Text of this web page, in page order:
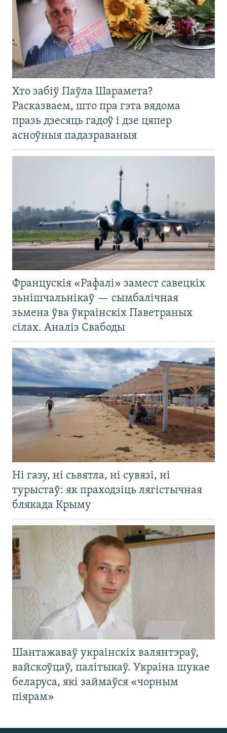
Хто забіў Паўла Шарамета?
Расказваем, што пра гэта вядома
празь дзесяць гадоў і дзе цяпер
асноўныя падазраваныя
Францускія «Рафалі» замест савецкіх
зьнішчальнікаў — сымбалічная
зьмена ўва ўкраінскіх Паветраных
сілах. Аналіз Свабоды
Ні газу, ні сьвятла, ні сувязі, ні
турыстаў: як праходзіць лягістычная
блякада Крыму
Шантажаваў украінскіх валянтэраў,
вайскоўцаў, палітыкаў. Украіна шукае
беларуса, які займаўся «чорным
піярам»